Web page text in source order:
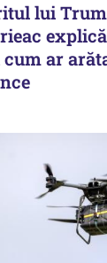
lui
ar